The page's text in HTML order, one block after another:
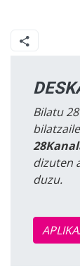
Bilatu
dizuten
duzu.